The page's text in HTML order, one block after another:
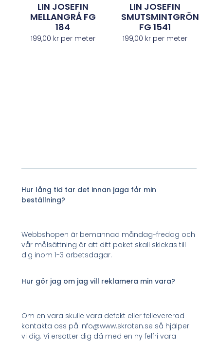
LIN JOSEFIN
MELLANGRÅ FG
184
199,00 krper meter
LIN JOSEFIN
SMUTSMINTGRÖN
FG 1541
199,00 kr per meter
Hur lång tid tar det innan jaga får min
beställning?
Webbshopen är bemannad måndag-fredag och
vår målsättning är att ditt paket skall skickas till
dig inom 1-3 arbetsdagar.
Hur gör jag om jag vill reklamera min vara?
Om en vara skulle vara defekt eller fellevererad
kontakta oss på info@www.skroten.se så hjälper
vi dig. Vi ersätter dig då med en ny felfri vara